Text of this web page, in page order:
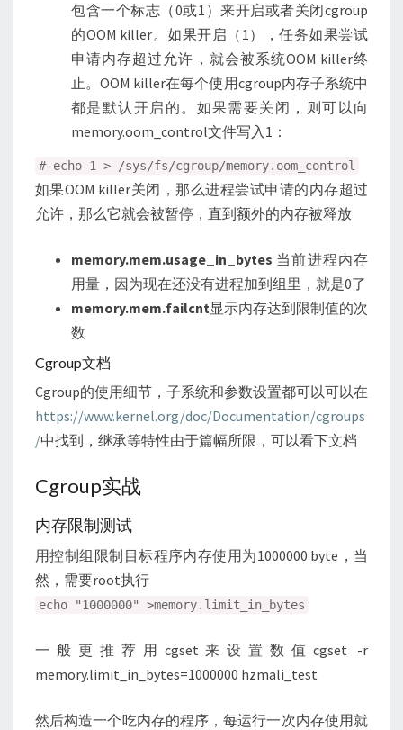
包含一个标志（0或1）来开启或者关闭cgroup
的OOM killer。如果开启（1），任务如果尝试
申请内存超过允许，就会被系统OOM killer终
止。OOM killer在每个使用cgroup内存子系统中
都是默认开启的。如果需要关闭，则可以向
memory.oom_control文件写入1：
# echo 1 > /sys/fs/cgroup/memory.oom_control
如果OOM killer关闭，那么进程尝试申请的内存超过
允许，那么它就会被暂停，直到额外的内存被释放
memory.mem.usage_in_bytes 当前进程内存
用量，因为现在还没有进程加到组里，就是0了
memory.mem.failcnt显示内存达到限制值的次
数
Cgroup文档
Cgroup的使用细节，子系统和参数设置都可以可以在
https://www.kernel.org/doc/Documentation/cgroups
/中找到，继承等特性由于篇幅所限，可以看下文档
Cgroup实战
内存限制测试
用控制组限制目标程序内存使用为1000000 byte，当
然，需要root执行
echo "1000000" >memory.limit_in_bytes
一般更推荐用cgset来设置数值cgset -r
memory.limit_in_bytes=1000000 hzmali_test
然后构造一个吃内存的程序，每运行一次内存使用就